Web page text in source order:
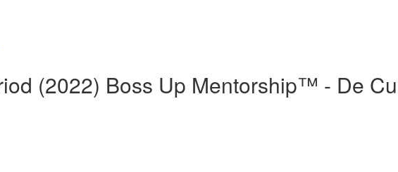
(2022) Boss Up Mentorship™ - De